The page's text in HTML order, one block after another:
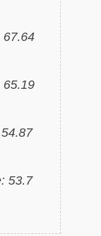
67.64
65.19
53.7